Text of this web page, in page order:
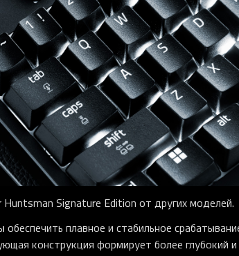
Signature Edition от других моделей.
плавное и стабильное
конструкция формирует более глубокий и